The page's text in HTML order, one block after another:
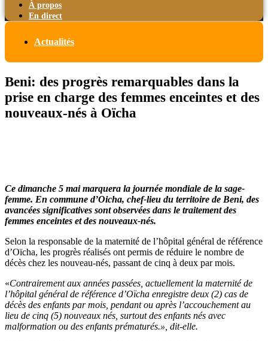
À propos
En direct
Actualités
Beni: des progrès remarquables dans la
prise en charge des femmes enceintes et des
nouveaux-nés à Oïcha
Ce dimanche 5 mai marquera la journée mondiale de la sage-
femme. En commune d’Oicha, chef-lieu du territoire de Beni, des
avancées significatives sont observées dans le traitement des
femmes enceintes et des nouveaux-nés.
Selon la responsable de la maternité de l’hôpital général de référence
d’Oïcha, les progrès réalisés ont permis de réduire le nombre de
décès chez les nouveau-nés, passant de cinq à deux par mois.
«Contrairement aux années passées, actuellement la maternité de
l’hôpital général de référence d’Oïcha enregistre deux (2) cas de
décès des enfants par mois, pendant ou après l’accouchement au
lieu de cinq (5) nouveaux nés, surtout des enfants nés avec
malformation ou des enfants prématurés.», dit-elle.